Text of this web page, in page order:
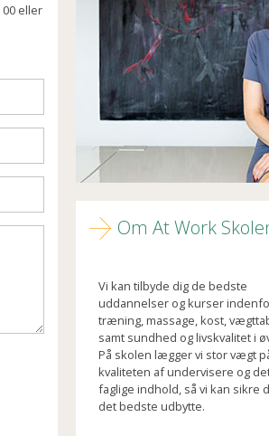
00 eller
Om At Work
Vi kan tilbyde dig de bedste
uddannelser og kurser
træning, massage, kost,
samt sundhed og livskvalitet i
På skolen lægger vi stor vægt
kvaliteten af undervisere og
faglige indhold, så vi kan sikre
det bedste udbytte.